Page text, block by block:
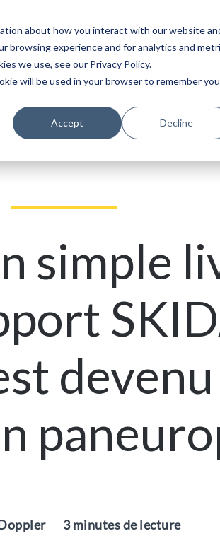
about how you interact with our website
browsing experience and for analytics and
we use, see our Privacy Policy.
will be used in your browser to remember
Accept Decline
À propos
simple
3 minutes de lecture